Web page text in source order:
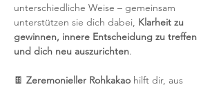
unterschiedliche Weise – gemeinsam
unterstützen sie dich dabei, Klarheit zu
gewinnen, innere Entscheidung zu treffen
und dich neu auszurichten.
🍫 Zeremonieller Rohkakao hilft dir, aus